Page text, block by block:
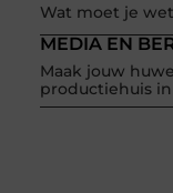
Wat moet je
MEDIA EN
Maak jouw
productiehuis